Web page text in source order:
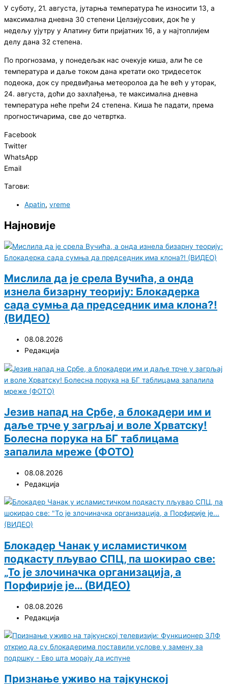
У суботу, 21. августа, јутарња температура ће износити 13, а
максимална дневна 30 степени Целзијусових, док ће у
недељу ујутру у Апатину бити пријатних 16, а у најтоплијем
делу дана 32 степена.
По прогнозама, у понедељак нас очекује киша, али ће се
температура и даље током дана кретати око тридесеток
подеока, док су предвиђања метеоролоа да ће већ у уторак,
24. августа, доћи до захлађења, те максимална дневна
температура неће прећи 24 степена. Киша ће падати, према
прогностичарима, све до четвртка.
Facebook
Twitter
WhatsApp
Email
Тагови:
Apatin, vreme
Најновије
Мислила да је срела Вучића, а онда
изнела бизарну теорију: Блокадерка
сада сумња да председник има клона?!
(ВИДЕО)
08.08.2026
Редакција
Језив напад на Србе, а блокадери им и
даље трче у загрљај и воле Хрватску!
Болесна порука на БГ таблицама
запалила мреже (ФОТО)
08.08.2026
Редакција
Блокадер Чанак у исламистичком
подкасту пљувао СПЦ, па шокирао све:
„То је злочиначка организација, а
Порфирије је… (ВИДЕО)
08.08.2026
Редакција
Признање уживо на тајкунској